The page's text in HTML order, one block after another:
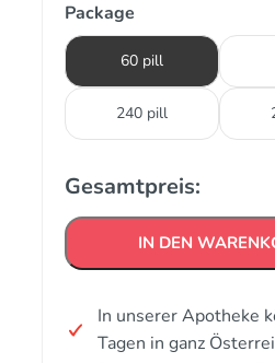
Package
60 pill
240 pill
Gesamtpreis:
IN DEN
In unserer Apotheke
Tagen in ganz